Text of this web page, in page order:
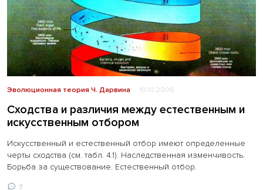
Эволюционная теория Ч. Дарвина 10.10.2006
Сходства и различия между естественным и
искусственным отбором
Искусственный и естественный отбор имеют определенные
черты сходства (см. табл. 4.1). Наследственная изменчивость.
Борьба за существование. Естественный отбор.
7